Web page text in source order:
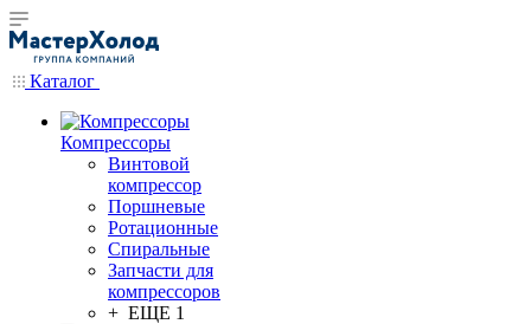
Каталог
Компрессоры
Винтовой
компрессор
Поршневые
Ротационные
Спиральные
Запчасти для
компрессоров
+ ЕЩЕ 1